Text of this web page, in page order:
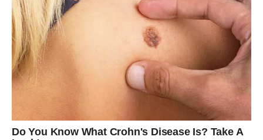
Lav
Lavovi danas privlače pažnju gde god da se pojave, ali iza
vašeg osmeha krije se velika emotivna borba. Jedna
osoba vas je povredila više nego što želite da priznate.
Moguće je suočavanje sa istinom koja neće biti laka.
Neko će vam pokazati pravo lice i to će vas zaboleti. Ipak,
upravo ta istina otvara vam put ka nečemu mnogo boljem.